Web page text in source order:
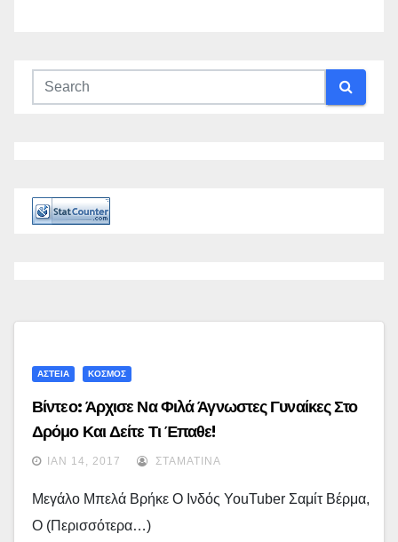
ΑΣΤΕΙΑ ΚΟΣΜΟΣ
Βίντεο: Άρχισε Να Φιλά Άγνωστες Γυναίκες Στο
Δρόμο Και Δείτε Τι Έπαθε!
ΙΑΝ 14, 2017 ΣΤΑΜΑΤΊΝΑ
Μεγάλο Μπελά Βρήκε Ο Ινδός YouTuber Σαμίτ Βέρμα,
Ο (περισσότερα…)